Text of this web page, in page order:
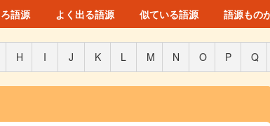
語源 よく出る語源 似ている語源 語源もの
H I J K L M N O P Q